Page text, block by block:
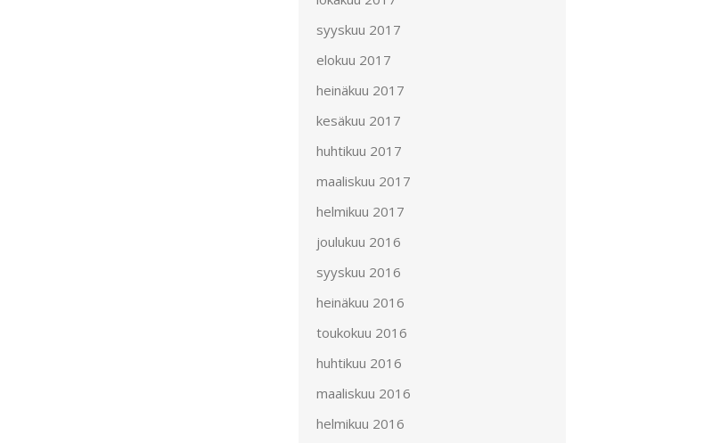
syyskuu 2017
elokuu 2017
heinäkuu 2017
kesäkuu 2017
huhtikuu 2017
maaliskuu 2017
helmikuu 2017
joulukuu 2016
syyskuu 2016
heinäkuu 2016
toukokuu 2016
huhtikuu 2016
maaliskuu 2016
helmikuu 2016